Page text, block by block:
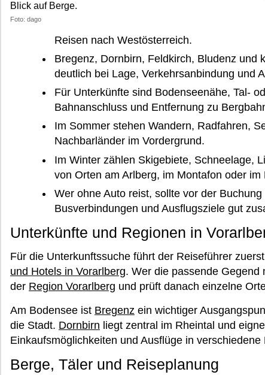
Blick auf Berge.
Foto: dago
Reisen nach Westösterreich.
Bregenz, Dornbirn, Feldkirch, Bludenz und
deutlich bei Lage, Verkehrsanbindung und
Für Unterkünfte sind Bodenseenähe, Tal-
Bahnanschluss und Entfernung zu
Im Sommer stehen Wandern, Radfahren,
Nachbarländer im Vordergrund.
Im Winter zählen Skigebiete, Schneelage,
von Orten am Arlberg, im Montafon oder im
Wer ohne Auto reist, sollte vor der
Busverbindungen und Ausflugsziele gut
Unterkünfte und Regionen in
Für die Unterkunftssuche führt der Reiseführer
und Hotels in Vorarlberg. Wer die passende Gegend
der Region Vorarlberg und prüft danach einzelne
Am Bodensee ist Bregenz ein wichtiger
die Stadt. Dornbirn liegt zentral im Rheintal und
Einkaufsmöglichkeiten und Ausflüge in
Berge, Täler und Reiseplanung